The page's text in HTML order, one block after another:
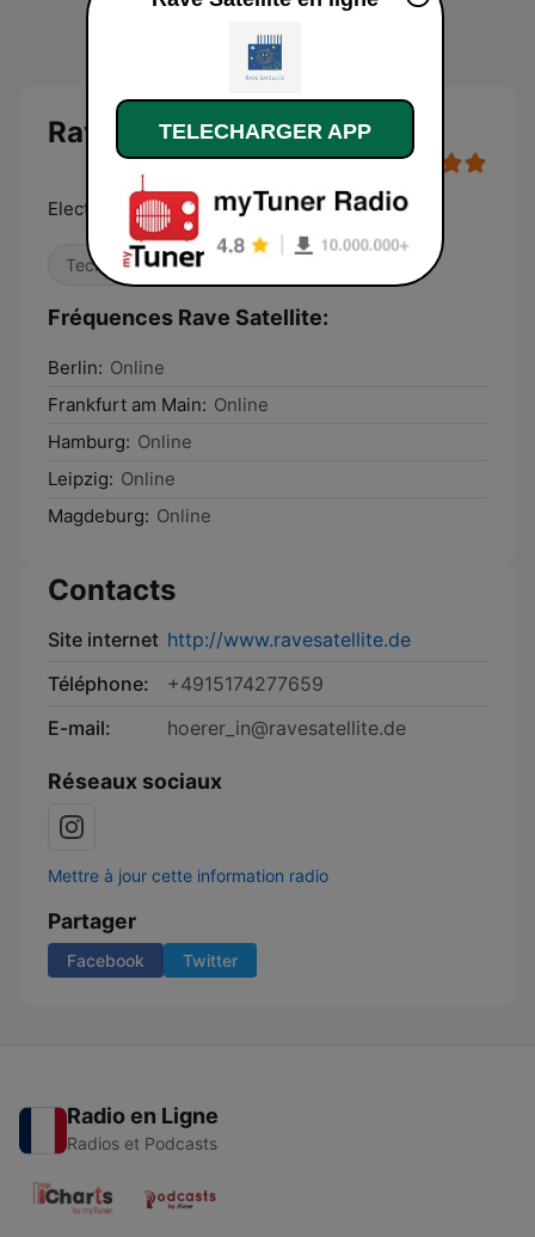
Rave Satellite
Electronic. Music. Radio.
Techno House
Fréquences Rave Satellite:
Berlin: Online
Frankfurt am Main: Online
Hamburg: Online
Leipzig: Online
Magdeburg: Online
Contacts
Site internet http://www.ravesatellite.de
Téléphone:
+4915174277659
E-mail:
hoerer_in@ravesatellite.de
Réseaux sociaux
Mettre à jour cette information radio
Partager
Facebook Twitter
Radio en Ligne
Radios et Podcasts
TELECHARGER APP